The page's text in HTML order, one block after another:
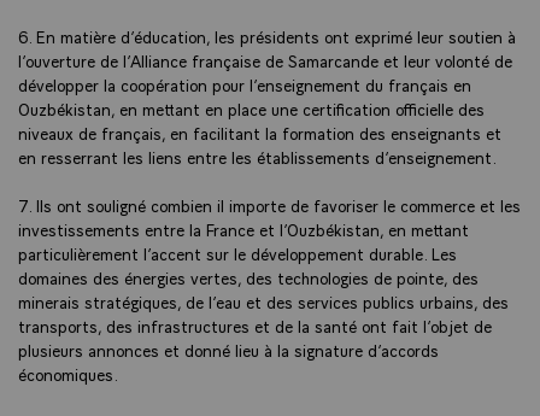
6. En matière d’éducation, les présidents ont exprimé leur soutien à
l’ouverture de l’Alliance française de Samarcande et leur volonté de
développer la coopération pour l’enseignement du français en
Ouzbékistan, en mettant en place une certification officielle des
niveaux de français, en facilitant la formation des enseignants et
en resserrant les liens entre les établissements d’enseignement.
7. Ils ont souligné combien il importe de favoriser le commerce et les
investissements entre la France et l’Ouzbékistan, en mettant
particulièrement l’accent sur le développement durable. Les
domaines des énergies vertes, des technologies de pointe, des
minerais stratégiques, de l’eau et des services publics urbains, des
transports, des infrastructures et de la santé ont fait l’objet de
plusieurs annonces et donné lieu à la signature d’accords
économiques.